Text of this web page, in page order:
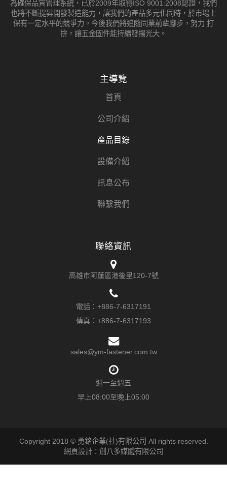
為確保品質管理系統，已於2009年取得ISO 9001:2008認證，我們
也將不斷提昇開發製造能力，讓我們的產品多元化同時，於市場上
保有一定水平的競爭力。今後我們將追隨同業前輩腳步，努力 打
拚，讓五金固件能持續發揚光大。
主導覽
首頁
公司介紹
產品目錄
設備介紹
訊息公布
聯繫我們
聯絡資訊
高雄市阿蓮區港後里120-7號
電話： +886-7-6317191
傳真：+886-7-6317193
sales@ym-fastener.com.tw
週一至週五
早上08:00至晚上05:00
Copyright 2018 © 勇銘企業(社)有限公司 All rights reserved.
網頁設計：創八多媒體有限公司